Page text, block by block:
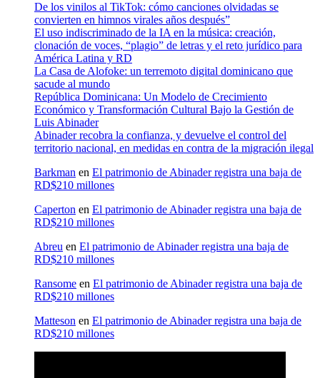
De los vinilos al TikTok: cómo canciones olvidadas se
convierten en himnos virales años después”
El uso indiscriminado de la IA en la música: creación,
clonación de voces, “plagio” de letras y el reto jurídico para
América Latina y RD
La Casa de Alofoke: un terremoto digital dominicano que
sacude al mundo
República Dominicana: Un Modelo de Crecimiento
Económico y Transformación Cultural Bajo la Gestión de
Luis Abinader
Abinader recobra la confianza, y devuelve el control del
territorio nacional, en medidas en contra de la migración ilegal
Barkman en El patrimonio de Abinader registra una baja de
RD$210 millones
Caperton en El patrimonio de Abinader registra una baja de
RD$210 millones
Abreu en El patrimonio de Abinader registra una baja de
RD$210 millones
Ransome en El patrimonio de Abinader registra una baja de
RD$210 millones
Matteson en El patrimonio de Abinader registra una baja de
RD$210 millones